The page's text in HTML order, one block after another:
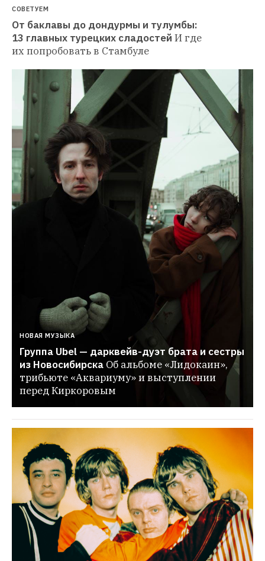
СОВЕТУЕМ
От баклавы до дондурмы и тулумбы:
13 главных турецких сладостей И где
их попробовать в Стамбуле
НОВАЯ МУЗЫКА
Группа Ubel — дарквейв-дуэт брата и сестры
из Новосибирска Об альбоме «Лидокаин»,
трибьюте «Аквариуму» и выступлении
перед Киркоровым